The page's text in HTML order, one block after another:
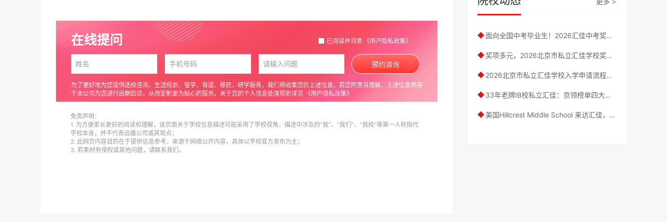
在线提问 已阅读并同意 《用户隐私政策》
为了更好地为您提供选校咨询、生涯规划、留学、背提、移民、研学服务，我们将收集您的上述信息。若您同意且理解，上述信息将用
于本公司为您进行后期回访，从而定制更为贴心的服务。关于您的个人信息处理规则详见 《用户隐私政策》
预约咨询
免责声明：
1. 为方便家长更好的阅读和理解，该页面关于学校信息描述可能采用了学校视角，描述中涉及的“我”、“我们”、“我校”等第一人称指代
学校本身，并不代表远播公司或其观点；
2. 此网页内容目的在于提供信息参考，来源于网络公开内容，具体以学校官方发布为主；
3. 若素材有侵权或其他问题，请联系我们。
◆ 面向全国中考毕业生！2026汇佳中考奖学金政策发布，学费全额减免！
◆ 奖项多元，2026北京市私立汇佳学校奖学金政策一览
◆ 2026北京市私立汇佳学校入学申请流程及入学年龄指南
◆ 33年老牌IB校私立汇佳：京领榜单四大本科方向全上榜，香港方向北京前列，多领域升学优势显著
◆ 美国Hillcrest Middle School 来访汇佳，邀10位家长参与中美家庭交流共话家庭教育